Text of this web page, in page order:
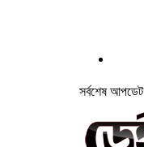
সর্বশেষ